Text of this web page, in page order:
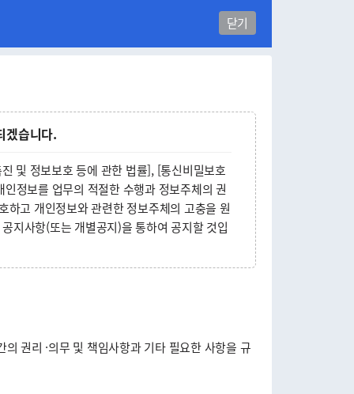
닫기
겠습니다.
및 정보보호 등에 관한 법률], [통신비밀보호
정보를 업무의 적절한 수행과 정보주체의 권
하고 개인정보와 관련한 정보주체의 고충을 원
지사항(또는 개별공지)을 통하여 공지할 것입
권리 ·의무 및 책임사항과 기타 필요한 사항을 규